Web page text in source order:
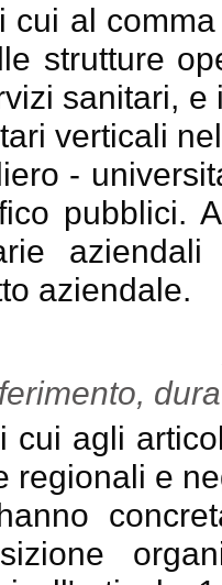
cui al
strutture
sanitari,
verticali
-
pubblici.
aziendale.
cui agli
regionali e